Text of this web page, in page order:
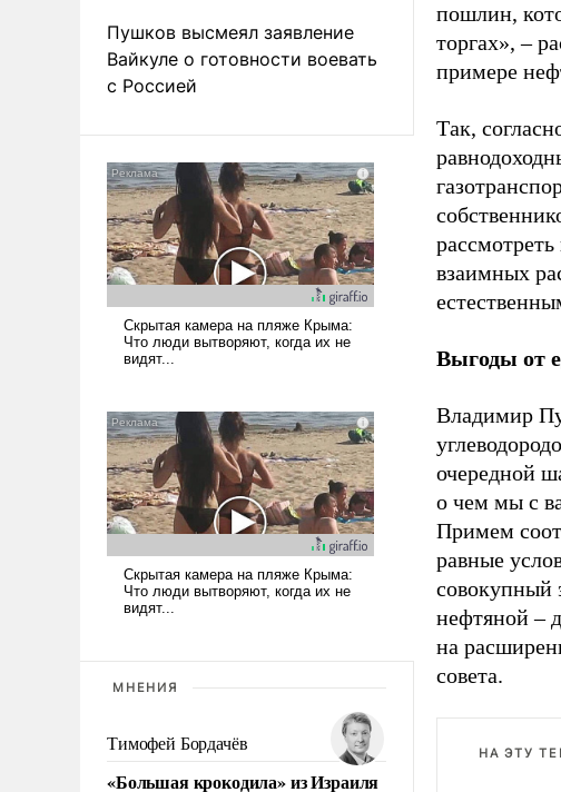
Пушков высмеял заявление
Вайкуле о готовности воевать
с Россией
МНЕНИЯ
Тимофей Бордачёв
«Большая крокодила» из Израиля
пошлин,
торгах», –
примере
Так,
взаимных
Выгоды от
Владимир
очередной
о чем мы с
Примем
равные
совокупный
нефтяной –
на
совета.
НА ЭТУ